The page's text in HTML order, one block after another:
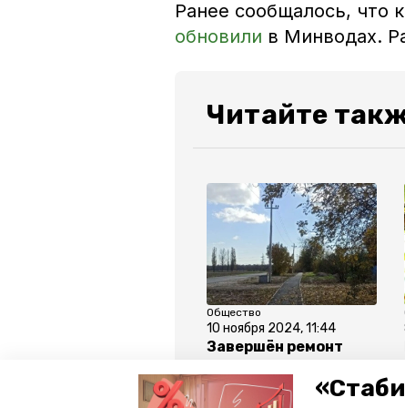
Ранее сообщалось, что
обновили в Минводах.
Читайте
Общество
10 ноября 2024, 11:44
Завершён ремонт
посёлках
Ставрополья